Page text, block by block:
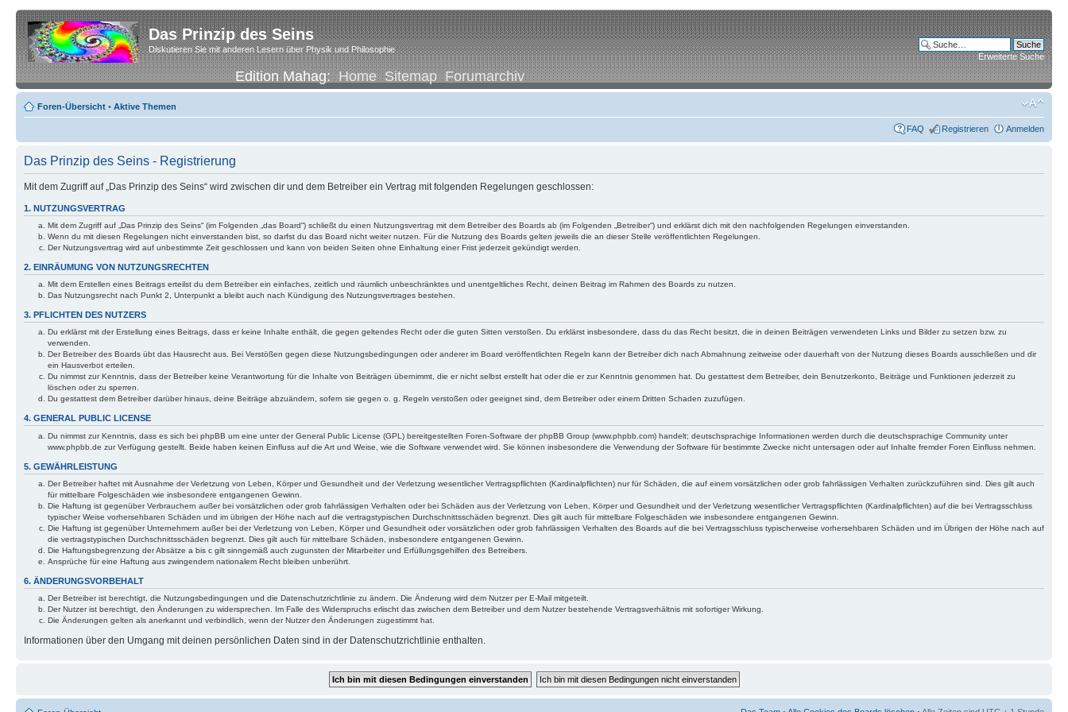
Das Prinzip des Seins
Diskutieren Sie mit anderen Lesern über Physik und Philosophie
Edition Mahag:Home Sitemap Forumarchiv
Erweiterte Suche
Foren-Übersicht • Aktive Themen
FAQ Registrieren Anmelden
Das Prinzip des Seins - Registrierung
Mit dem Zugriff auf „Das Prinzip des Seins“ wird zwischen dir und dem Betreiber ein Vertrag mit folgenden Regelungen geschlossen:
1. NUTZUNGSVERTRAG
Mit dem Zugriff auf „Das Prinzip des Seins“ (im Folgenden „das Board“) schließt du einen Nutzungsvertrag mit dem Betreiber des Boards ab (im Folgenden „Betreiber“) und erklärst dich mit den nachfolgenden Regelungen einverstanden.
Wenn du mit diesen Regelungen nicht einverstanden bist, so darfst du das Board nicht weiter nutzen. Für die Nutzung des Boards gelten jeweils die an dieser Stelle veröffentlichten Regelungen.
Der Nutzungsvertrag wird auf unbestimmte Zeit geschlossen und kann von beiden Seiten ohne Einhaltung einer Frist jederzeit gekündigt werden.
2. EINRÄUMUNG VON NUTZUNGSRECHTEN
Mit dem Erstellen eines Beitrags erteilst du dem Betreiber ein einfaches, zeitlich und räumlich unbeschränktes und unentgeltliches Recht, deinen Beitrag im Rahmen des Boards zu nutzen.
Das Nutzungsrecht nach Punkt 2, Unterpunkt a bleibt auch nach Kündigung des Nutzungsvertrages bestehen.
3. PFLICHTEN DES NUTZERS
Du erklärst mit der Erstellung eines Beitrags, dass er keine Inhalte enthält, die gegen geltendes Recht oder die guten Sitten verstoßen. Du erklärst insbesondere, dass du das Recht besitzt, die in deinen Beiträgen verwendeten Links und Bilder zu setzen bzw. zu
verwenden.
Der Betreiber des Boards übt das Hausrecht aus. Bei Verstößen gegen diese Nutzungsbedingungen oder anderer im Board veröffentlichten Regeln kann der Betreiber dich nach Abmahnung zeitweise oder dauerhaft von der Nutzung dieses Boards ausschließen und dir
ein Hausverbot erteilen.
Du nimmst zur Kenntnis, dass der Betreiber keine Verantwortung für die Inhalte von Beiträgen übernimmt, die er nicht selbst erstellt hat oder die er zur Kenntnis genommen hat. Du gestattest dem Betreiber, dein Benutzerkonto, Beiträge und Funktionen jederzeit zu
löschen oder zu sperren.
Du gestattest dem Betreiber darüber hinaus, deine Beiträge abzuändern, sofern sie gegen o. g. Regeln verstoßen oder geeignet sind, dem Betreiber oder einem Dritten Schaden zuzufügen.
4. GENERAL PUBLIC LICENSE
Du nimmst zur Kenntnis, dass es sich bei phpBB um eine unter der General Public License (GPL) bereitgestellten Foren-Software der phpBB Group (www.phpbb.com) handelt; deutschsprachige Informationen werden durch die deutschsprachige Community unter
www.phpbb.de zur Verfügung gestellt. Beide haben keinen Einfluss auf die Art und Weise, wie die Software verwendet wird. Sie können insbesondere die Verwendung der Software für bestimmte Zwecke nicht untersagen oder auf Inhalte fremder Foren Einfluss nehmen.
5. GEWÄHRLEISTUNG
Der Betreiber haftet mit Ausnahme der Verletzung von Leben, Körper und Gesundheit und der Verletzung wesentlicher Vertragspflichten (Kardinalpflichten) nur für Schäden, die auf einem vorsätzlichen oder grob fahrlässigen Verhalten zurückzuführen sind. Dies gilt auch
für mittelbare Folgeschäden wie insbesondere entgangenen Gewinn.
Die Haftung ist gegenüber Verbrauchern außer bei vorsätzlichen oder grob fahrlässigen Verhalten oder bei Schäden aus der Verletzung von Leben, Körper und Gesundheit und der Verletzung wesentlicher Vertragspflichten (Kardinalpflichten) auf die bei Vertragsschluss
typischer Weise vorhersehbaren Schäden und im übrigen der Höhe nach auf die vertragstypischen Durchschnittsschäden begrenzt. Dies gilt auch für mittelbare Folgeschäden wie insbesondere entgangenen Gewinn.
Die Haftung ist gegenüber Unternehmern außer bei der Verletzung von Leben, Körper und Gesundheit oder vorsätzlichen oder grob fahrlässigen Verhalten des Boards auf die bei Vertragsschluss typischerweise vorhersehbaren Schäden und im Übrigen der Höhe nach auf
die vertragstypischen Durchschnittsschäden begrenzt. Dies gilt auch für mittelbare Schäden, insbesondere entgangenen Gewinn.
Die Haftungsbegrenzung der Absätze a bis c gilt sinngemäß auch zugunsten der Mitarbeiter und Erfüllungsgehilfen des Betreibers.
Ansprüche für eine Haftung aus zwingendem nationalem Recht bleiben unberührt.
6. ÄNDERUNGSVORBEHALT
Der Betreiber ist berechtigt, die Nutzungsbedingungen und die Datenschutzrichtlinie zu ändern. Die Änderung wird dem Nutzer per E-Mail mitgeteilt.
Der Nutzer ist berechtigt, den Änderungen zu widersprechen. Im Falle des Widerspruchs erlischt das zwischen dem Betreiber und dem Nutzer bestehende Vertragsverhältnis mit sofortiger Wirkung.
Die Änderungen gelten als anerkannt und verbindlich, wenn der Nutzer den Änderungen zugestimmt hat.
Informationen über den Umgang mit deinen persönlichen Daten sind in der Datenschutzrichtlinie enthalten.